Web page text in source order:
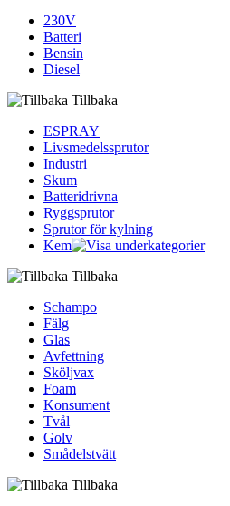
230V
Batteri
Bensin
Diesel
Tillbaka
ESPRAY
Livsmedelssprutor
Industri
Skum
Batteridrivna
Ryggsprutor
Sprutor för kylning
Kem
Tillbaka
Schampo
Fälg
Glas
Avfettning
Sköljvax
Foam
Konsument
Tvål
Golv
Smådelstvätt
Tillbaka